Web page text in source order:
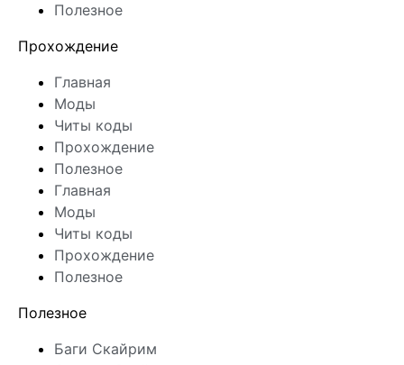
Полезное
Прохождение
Главная
Моды
Читы коды
Прохождение
Полезное
Главная
Моды
Читы коды
Прохождение
Полезное
Полезное
Баги Скайрим